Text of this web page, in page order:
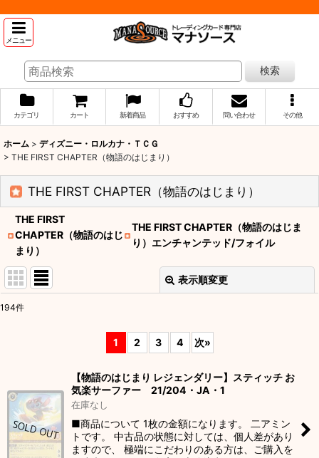
メニュー
検索
カテゴリ カート 新着商品 おすすめ 問い合わせ その他
ホーム > ディズニー・ロルカナ・ＴＣＧ
> THE FIRST CHAPTER（物語のはじまり）
THE FIRST CHAPTER（物語のはじまり）
THE FIRST
CHAPTER（物語のはじ
まり）
THE FIRST CHAPTER（物語のはじま
り）エンチャンテッド/フォイル
表示順変更
絞り込む
194件
1 2 3 4 次»
【物語のはじまり レジェンダリー】スティッチ お
気楽サーファー 21/204・JA・1
在庫なし
■商品について 1枚の金額になります。 二アミン
トです。 中古品の状態に対しては、個人差があり
ますので、 極端にこだわりのある方は、ご購入を